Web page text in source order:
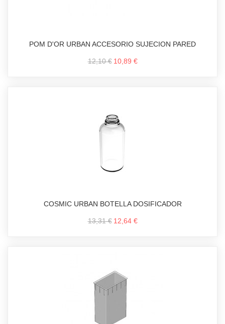
POM D'OR URBAN ACCESORIO SUJECION PARED
12,10 € 10,89 €
COSMIC URBAN BOTELLA DOSIFICADOR
13,31 € 12,64 €